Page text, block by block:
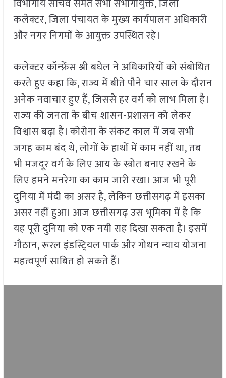
विभागीय सचिव समेत सभी संभागायुक्त, जिला
कलेक्टर, जिला पंचायत के मुख्य कार्यपालन अधिकारी
और नगर निगमों के आयुक्त उपस्थित रहे।
कलेक्टर कॉन्फ्रेंस श्री बघेल ने अधिकारियों को संबोधित
करते हुए कहा कि, राज्य में बीते पौने चार साल के दौरान
अनेक नवाचार हुए हैं, जिससे हर वर्ग को लाभ मिला है।
राज्य की जनता के बीच शासन-प्रशासन को लेकर
विश्वास बढ़ा है। कोरोना के संकट काल में जब सभी
जगह काम बंद थे, लोगों के हाथों में काम नहीं था, तब
भी मजदूर वर्ग के लिए आय के स्त्रोत बनाए रखने के
लिए हमने मनरेगा का काम जारी रखा। आज भी पूरी
दुनिया में मंदी का असर है, लेकिन छत्तीसगढ़ में इसका
असर नहीं हुआ। आज छत्तीसगढ़ उस भूमिका में है कि
यह पूरी दुनिया को एक नयी राह दिखा सकता है। इसमें
गौठान, रूरल इंडस्ट्रियल पार्क और गोधन न्याय योजना
महत्वपूर्ण साबित हो सकते हैं।